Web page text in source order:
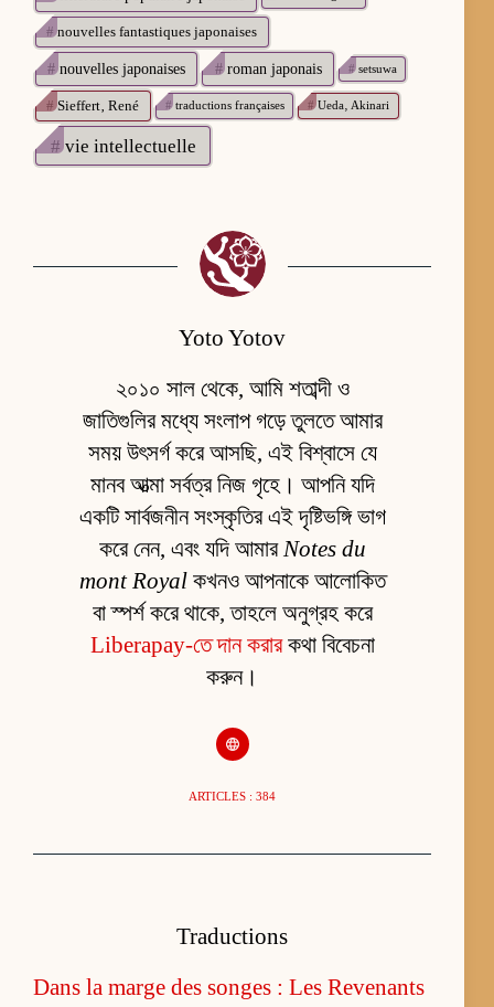
#nouvelles fantastiques japonaises
#nouvelles japonaises #roman japonais #setsuwa
#Sieffert‚ René #traductions françaises #Ueda‚ Akinari
#vie intellectuelle
Yoto Yotov
২০১০ সাল থেকে, আমি শতাব্দী ও
জাতিগুলির মধ্যে সংলাপ গড়ে তুলতে আমার
সময় উৎসর্গ করে আসছি, এই বিশ্বাসে যে
মানব আত্মা সর্বত্র নিজ গৃহে। আপনি যদি
একটি সার্বজনীন সংস্কৃতির এই দৃষ্টিভঙ্গি ভাগ
করে নেন, এবং যদি আমার Notes du
mont Royalকখনও আপনাকে আলোকিত
বা স্পর্শ করে থাকে, তাহলে অনুগ্রহ করে
Liberapay-তে দান করারকথা বিবেচনা
করুন।
ARTICLES : 384
Traductions
Dans la marge des songes : Les Revenants